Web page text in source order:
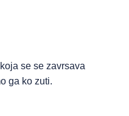
se se zavrsava
ko zuti.